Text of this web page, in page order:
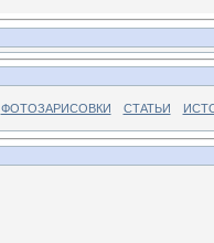
ФОТОЗАРИСОВКИ СТАТЬИ